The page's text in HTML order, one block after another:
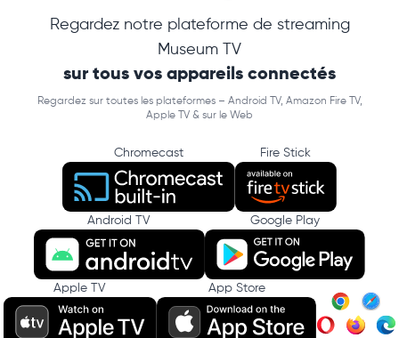
Regardez notre plateforme de streaming
Museum TV
sur tous vos appareils connectés
Regardez sur toutes les plateformes – Android TV, Amazon Fire TV,
Apple TV & sur le Web
Chromecast Fire Stick
Android TV Google Play
Apple TV App Store